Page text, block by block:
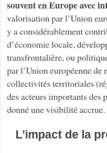
souvent en Europe avec
valorisation par l’Union
y a considérablement
d’économie locale,
transfrontalière, ou
par l’Union européenne de
collectivités territoriales
des acteurs importants des
donné une visibilité accrue.
L’impact de la